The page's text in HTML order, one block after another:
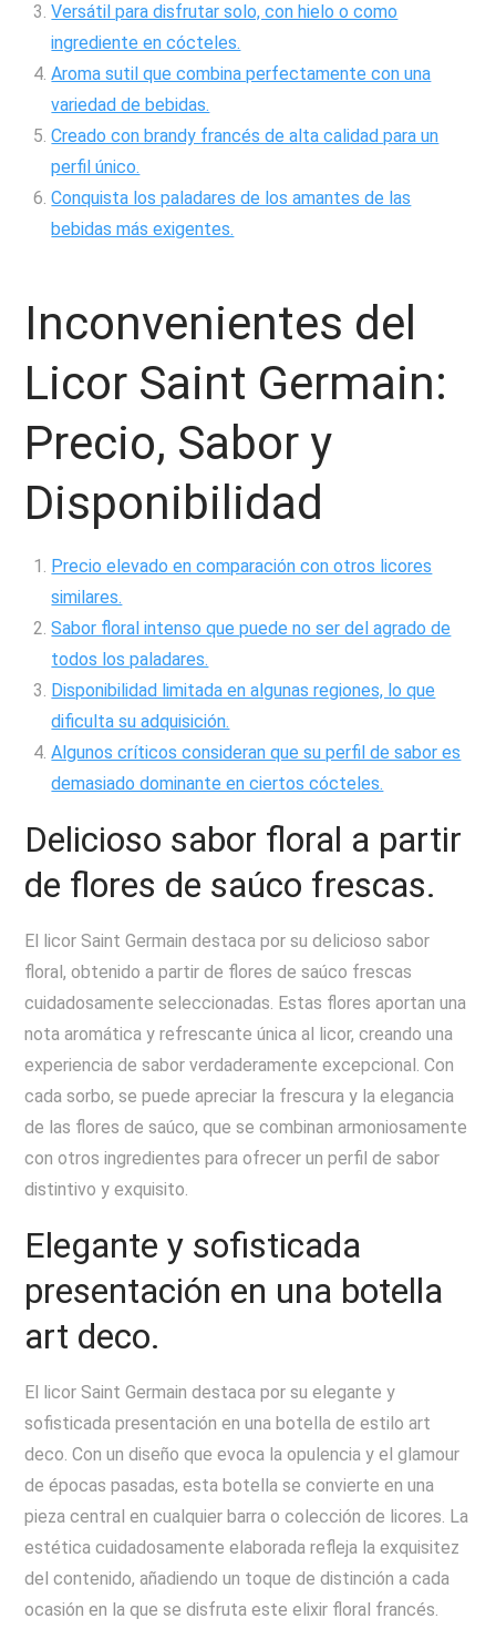
Versátil para disfrutar solo, con hielo o como
ingrediente en cócteles.
Aroma sutil que combina perfectamente con una
variedad de bebidas.
Creado con brandy francés de alta calidad para un
perfil único.
Conquista los paladares de los amantes de las
bebidas más exigentes.
Inconvenientes del
Licor Saint Germain:
Precio, Sabor y
Disponibilidad
Precio elevado en comparación con otros licores
similares.
Sabor floral intenso que puede no ser del agrado de
todos los paladares.
Disponibilidad limitada en algunas regiones, lo que
dificulta su adquisición.
Algunos críticos consideran que su perfil de sabor es
demasiado dominante en ciertos cócteles.
Delicioso sabor floral a partir
de flores de saúco frescas.
El licor Saint Germain destaca por su delicioso sabor
floral, obtenido a partir de flores de saúco frescas
cuidadosamente seleccionadas. Estas flores aportan una
nota aromática y refrescante única al licor, creando una
experiencia de sabor verdaderamente excepcional. Con
cada sorbo, se puede apreciar la frescura y la elegancia
de las flores de saúco, que se combinan armoniosamente
con otros ingredientes para ofrecer un perfil de sabor
distintivo y exquisito.
Elegante y sofisticada
presentación en una botella
art deco.
El licor Saint Germain destaca por su elegante y
sofisticada presentación en una botella de estilo art
deco. Con un diseño que evoca la opulencia y el glamour
de épocas pasadas, esta botella se convierte en una
pieza central en cualquier barra o colección de licores. La
estética cuidadosamente elaborada refleja la exquisitez
del contenido, añadiendo un toque de distinción a cada
ocasión en la que se disfruta este elixir floral francés.